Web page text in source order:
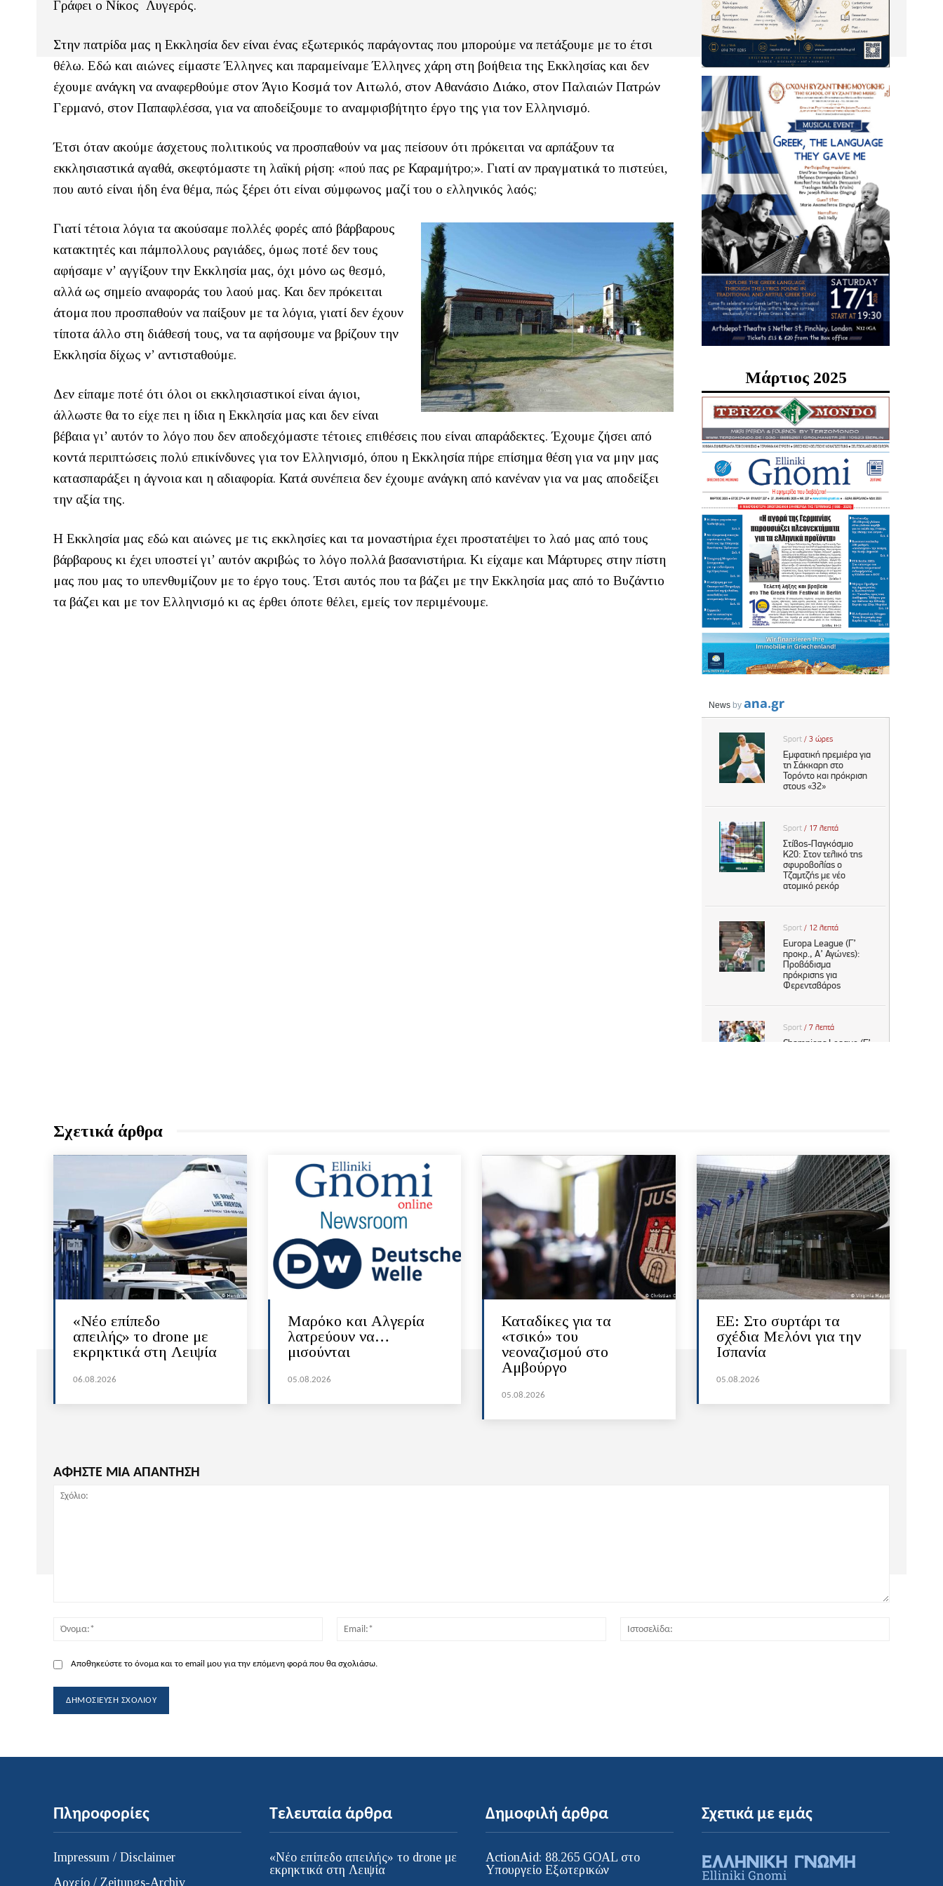
Γράφει ο Νίκος Λυγερός.
Στην πατρίδα μας η Εκκλησία δεν είναι ένας εξωτερικός παράγοντας που μπορούμε να πετάξουμε με το έτσι
θέλω. Εδώ και αιώνες είμαστε Έλληνες και παραμείναμε Έλληνες χάρη στη βοήθεια της Εκκλησίας και δεν
έχουμε ανάγκη να αναφερθούμε στον Άγιο Κοσμά τον Αιτωλό, στον Αθανάσιο Διάκο, στον Παλαιών Πατρών
Γερμανό, στον Παπαφλέσσα, για να αποδείξουμε το αναμφισβήτητο έργο της για τον Ελληνισμό.
Έτσι όταν ακούμε άσχετους πολιτικούς να προσπαθούν να μας πείσουν ότι πρόκειται να αρπάξουν τα
εκκλησιαστικά αγαθά, σκεφτόμαστε τη λαϊκή ρήση: «πού πας ρε Καραμήτρο;». Γιατί αν πραγματικά το πιστεύει,
που αυτό είναι ήδη ένα θέμα, πώς ξέρει ότι είναι σύμφωνος μαζί του ο ελληνικός λαός;
Γιατί τέτοια λόγια τα ακούσαμε πολλές φορές από βάρβαρους
κατακτητές και πάμπολλους ραγιάδες, όμως ποτέ δεν τους
αφήσαμε ν’ αγγίξουν την Εκκλησία μας, όχι μόνο ως θεσμό,
αλλά ως σημείο αναφοράς του λαού μας. Και δεν πρόκειται
άτομα που προσπαθούν να παίξουν με τα λόγια, γιατί δεν έχουν
τίποτα άλλο στη διάθεσή τους, να τα αφήσουμε να βρίζουν την
Εκκλησία δίχως ν’ αντισταθούμε.
Δεν είπαμε ποτέ ότι όλοι οι εκκλησιαστικοί είναι άγιοι,
άλλωστε θα το είχε πει η ίδια η Εκκλησία μας και δεν είναι
βέβαια γι’ αυτόν το λόγο που δεν αποδεχόμαστε τέτοιες επιθέσεις που είναι απαράδεκτες. Έχουμε ζήσει από
κοντά περιπτώσεις πολύ επικίνδυνες για τον Ελληνισμό, όπου η Εκκλησία πήρε επίσημα θέση για να μην μας
κατασπαράξει η άγνοια και η αδιαφορία. Κατά συνέπεια δεν έχουμε ανάγκη από κανέναν για να μας αποδείξει
την αξία της.
Η Εκκλησία μας εδώ και αιώνες με τις εκκλησίες και τα μοναστήρια έχει προστατέψει το λαό μας από τους
βάρβαρους κι έχει υποστεί γι’ αυτόν ακριβώς το λόγο πολλά βασανιστήρια. Κι είχαμε και Μάρτυρες στην πίστη
μας που μας το υπενθυμίζουν με το έργο τους. Έτσι αυτός που τα βάζει με την Εκκλησία μας από το Βυζάντιο
τα βάζει και με τον Ελληνισμό κι ας έρθει όποτε θέλει, εμείς τον περιμένουμε.
Μάρτιος 2025
Σχετικά άρθρα
«Νέο επίπεδο
απειλής» το drone με
εκρηκτικά στη Λειψία
06.08.2026
Μαρόκο και Αλγερία
λατρεύουν να…
μισούνται
05.08.2026
Καταδίκες για τα
«τσικό» του
νεοναζισμού στο
Αμβούργο
05.08.2026
ΕΕ: Στο συρτάρι τα
σχέδια Μελόνι για την
Ισπανία
05.08.2026
ΑΦΗΣΤΕ ΜΙΑ ΑΠΑΝΤΗΣΗ
Όνομα:*
Email:*
Αποθηκεύστε το όνομα και το email μου για την επόμενη φορά που θα σχολιάσω.
Πληροφορίες
Impressum / Disclaimer
Αρχείο / Zeitungs-Archiv
Τελευταία άρθρα
«Νέο επίπεδο απειλής» το drone με
εκρηκτικά στη Λειψία
Δημοφιλή άρθρα
ActionAid: 88.265 GOAL στο
Υπουργείο Εξωτερικών
Σχετικά με εμάς